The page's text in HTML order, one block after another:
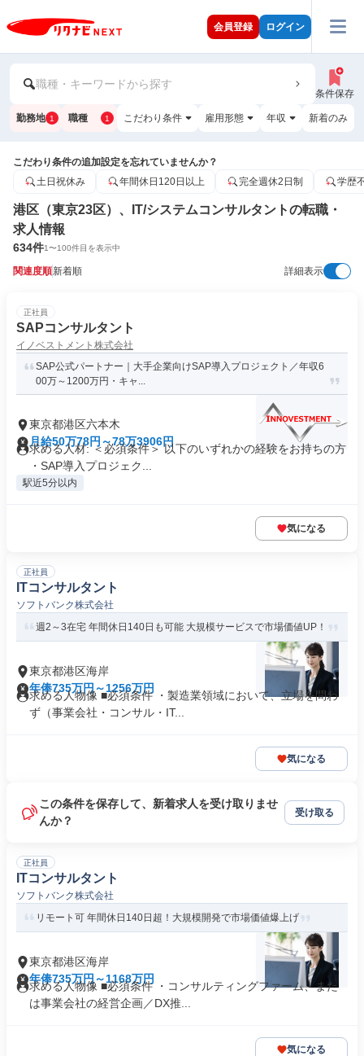
会員登録 ログイン
職種・キーワードから探す
条件保存
勤務地 1 職種 1 こだわり条件 雇用形態 年収 新着のみ
こだわり条件の追加設定を忘れていませんか？
土日祝休み
年間休日120日以上 完全週休2日制 学歴
港区（東京23区）、IT/システムコンサルタントの転職・
求人情報
634件1〜100件目を表示中
関連度順新着順 詳細表示
正社員
SAPコンサルタント
イノベストメント株式会社
SAP公式パートナー｜大手企業向けSAP導入プロジェクト／年収6
00万～1200万円・キャ...
東京都港区六本木
月給50万78円～78万3906円
求める人材: ＜必須条件＞ 以下のいずれかの経験をお持ちの方
・SAP導入プロジェク...
駅近5分以内
気になる
正社員
ITコンサルタント
ソフトバンク株式会社
週2～3在宅 年間休日140日も可能 大規模サービスで市場価値UP！
東京都港区海岸
年俸735万円～1256万円
求める人物像 ■必須条件 ・製造業領域において、立場を問わ
ず（事業会社・コンサル・IT...
気になる
この条件を保存して、新着求人を受け取りませ
んか？
受け取る
正社員
ITコンサルタント
ソフトバンク株式会社
リモート可 年間休日140日超！大規模開発で市場価値爆上げ
東京都港区海岸
年俸735万円～1168万円
求める人物像 ■必須条件 ・コンサルティングファーム、また
は事業会社の経営企画／DX推...
気になる